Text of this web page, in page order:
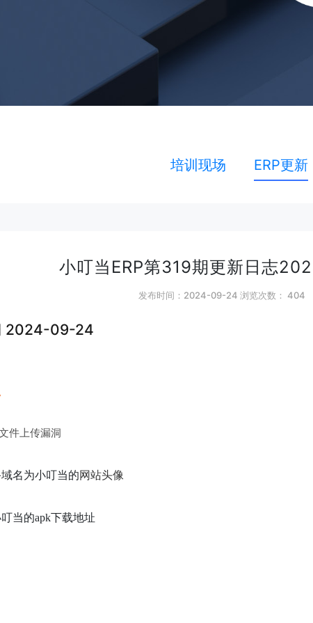
培训现场 ERP更新
小叮当ERP第319期更新日志
发布时间：2024-09-24 浏览次数： 404
2024-09-24
件上传漏洞
名为小叮当的网站头像
当的apk下载地址